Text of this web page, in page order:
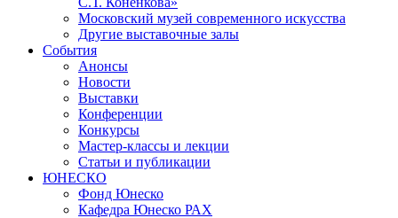
Московский музей современного искусства
Другие выставочные залы
События
Анонсы
Новости
Выставки
Конференции
Конкурсы
Мастер-классы и лекции
Статьи и публикации
ЮНЕСКО
Фонд Юнеско
Кафедра Юнеско РАХ